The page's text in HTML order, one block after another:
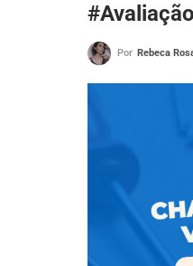
#Avaliação
Por Rebeca